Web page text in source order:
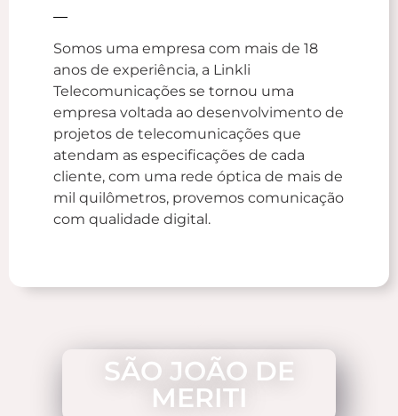
Somos uma empresa com mais de 18
anos de experiência, a Linkli
Telecomunicações se tornou uma
empresa voltada ao desenvolvimento de
projetos de telecomunicações que
atendam as especificações de cada
cliente, com uma rede óptica de mais de
mil quilômetros, provemos comunicação
com qualidade digital.
SÃO JOÃO DE
MERITI